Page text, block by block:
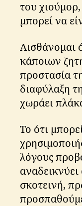
του
μπορεί να
Αισθάνομαι
κάποιων
προστασία
διαφύλαξη
χωράει
Το ότι
λόγους
σκοτεινή,